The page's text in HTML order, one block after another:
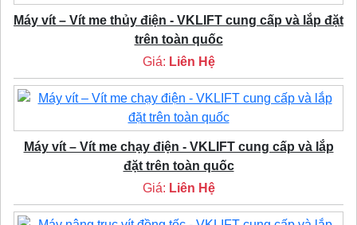
Máy vít – Vít me thủy điện - VKLIFT cung cấp và lắp đặt
trên toàn quốc
Giá: Liên Hệ
Máy vít – Vít me chạy điện - VKLIFT cung cấp và lắp
đặt trên toàn quốc
Giá: Liên Hệ